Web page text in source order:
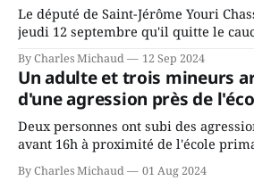
Le député de Saint-Jérôme Youri
jeudi 12 septembre qu'il quitte le
gouvernement de la CAQ, surtout de
juge chronique, à offrir des
By Charles Michaud 12 Sep 2024
Un adulte et trois mineurs
d'une agression près de
Deux personnes ont subi des
avant 16h à proximité de l'école
victimes aurait été écrasée sous un
By Charles Michaud 01 Aug 2024